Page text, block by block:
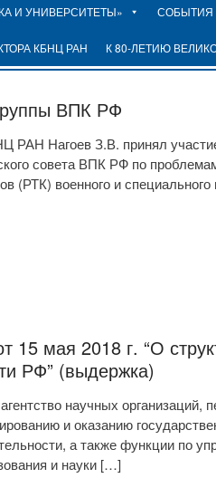
И УНИВЕРСИТЕТЫ» СОБЫТИЯ
КБНЦ РАН К 80-ЛЕТИЮ
ВПК РФ
РАН Нагоев З.В. принял
совета ВПК РФ по
(РТК) военного и
15 мая 2018 г. “О
РФ” (выдержка)
научных организаций,
и оказанию
а также функции по
и науки […]